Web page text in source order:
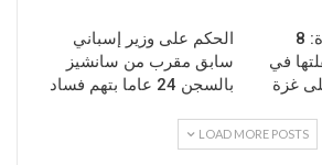
حرب الإبادة مستمرة: 8
في
غزة
الحكم على وزير إسباني
سابق مقرب من سانشيز
بالسجن 24 عاما بتهم فساد
LOAD MORE POSTS